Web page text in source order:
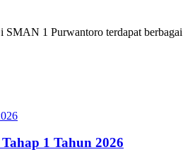
1 Purwantoro terdapat
1 Tahun 2026